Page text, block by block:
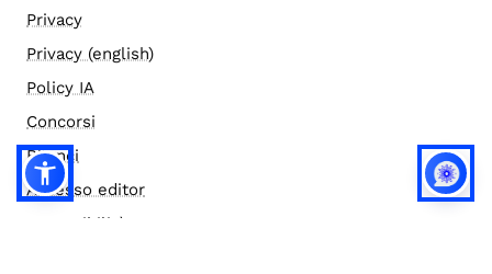
Privacy
Privacy (english)
Policy IA
Concorsi
Bilanci
Accesso editor
Accessibilità